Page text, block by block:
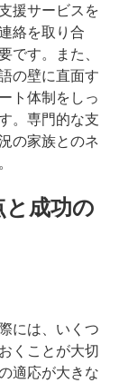
援サービスを
絡を取り合
です。また、
の壁に直面す
ト体制をしっ
。専門的な支
の家族とのネ
と成功の
には、いくつ
くことが大切
適応が大きな